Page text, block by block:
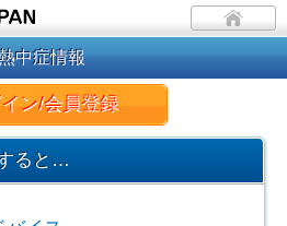
中症情報
ン/会員登録
ると…